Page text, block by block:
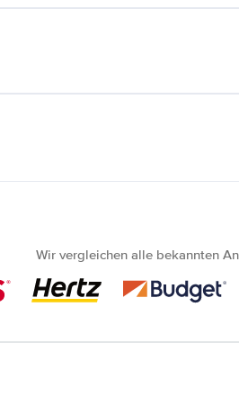
Wir vergleichen alle bekannten